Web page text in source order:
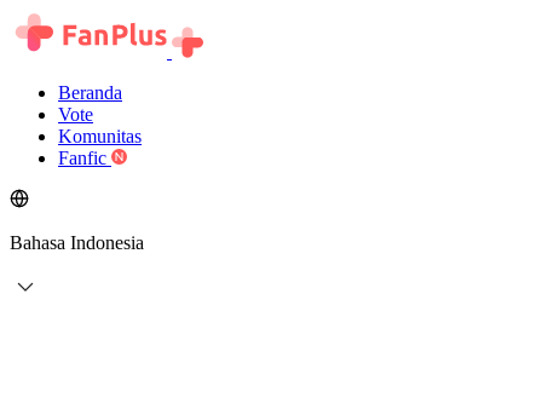
Beranda
Vote
Komunitas
Fanfic
Bahasa Indonesia